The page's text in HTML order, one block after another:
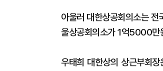
아울러 대한상공회의소는
울상공회의소가 1억5000만
우태희 대한상의 상근부회